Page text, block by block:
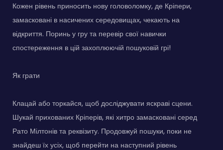
Кожен рівень приносить нову головоломку, де Кріпери,
замасковані в насичених середовищах, чекають на
відкриття. Поринь у гру та перевір свої навички
спостереження в цій захоплюючій пошуковій грі!
Як грати
Клацай або торкайся, щоб досліджувати яскраві сцени.
Шукай прихованих Кріперів, які хитро замасковані серед
Рато Мілтонів та реквізиту. Продовжуй пошуки, поки не
знайдеш їх усіх, щоб перейти на наступний рівень